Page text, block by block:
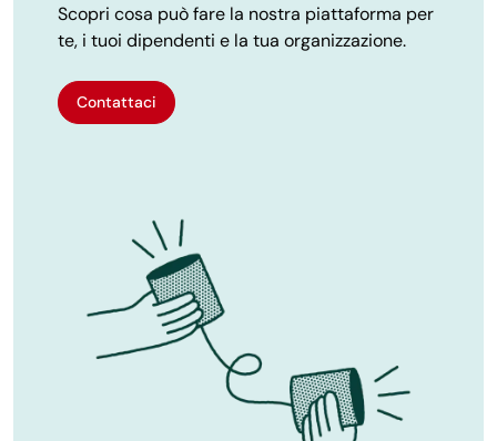
Scopri cosa può fare la nostra piattaforma per
te, i tuoi dipendenti e la tua organizzazione.
Contattaci